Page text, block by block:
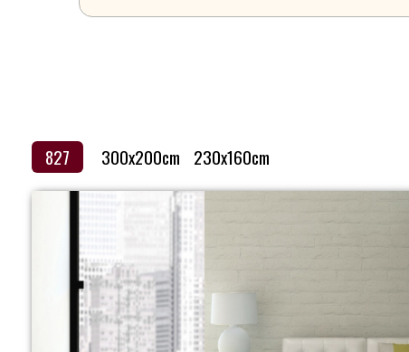
Partener
Contacte
827 300x200cm 230x160cm